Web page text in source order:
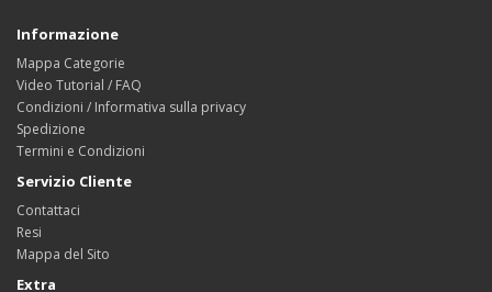
Informazione
Mappa Categorie
Video Tutorial / FAQ
Condizioni / Informativa sulla privacy
Spedizione
Termini e Condizioni
Servizio Cliente
Contattaci
Resi
Mappa del Sito
Extra